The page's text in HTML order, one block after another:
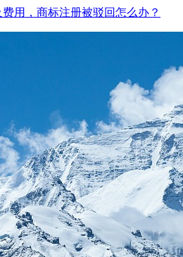
用，商标注册被驳回怎么办？